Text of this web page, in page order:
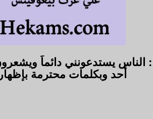
الناس يستدعونني دائماً
أحد وبكلمات محترمة